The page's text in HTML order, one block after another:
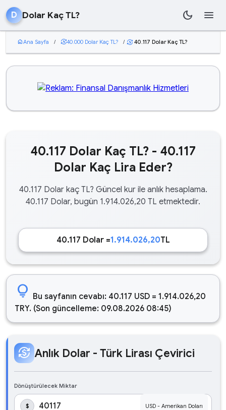
D Dolar Kaç TL? dark_mode menu
homeAna Sayfa / currency_exchange40.000 Dolar Kaç TL? / currency_exchange 40.117 Dolar Kaç TL?
40.117 Dolar Kaç TL? - 40.117
Dolar Kaç Lira Eder?
40.117 Dolar kaç TL? Güncel kur ile anlık hesaplama.
40.117 Dolar, bugün 1.914.026,20 TL etmektedir.
40.117 Dolar =1.914.026,20TL
lightbulb Bu sayfanın cevabı: 40.117 USD = 1.914.026,20
TRY. (Son güncelleme: 09.08.2026 08:45)
currency_exchange Anlık Dolar - Türk Lirası Çevirici
Dönüştürülecek Miktar
$